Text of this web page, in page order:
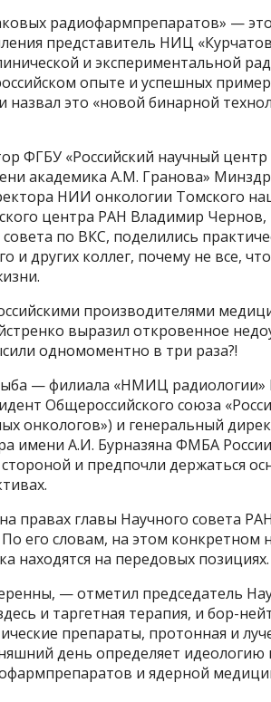
радиофармпрепаратов» —
представитель НИЦ
и экспериментальной
опыте и успешных
назвал это «новой бинарной
ФГБУ «Российский научный центр
академика A.M. Гранова»
НИИ онкологии Томского
центра РАН Владимир
совета по ВКС, поделились
и других коллег, почему не все,
производителями
выразил откровенное
одномоментно в три раза?!
— филиала «НМИЦ радиологии»
Общероссийского союза
онкологов») и генеральный
имени А.И. Бурназяна ФМБА
и предпочли держаться
правах главы Научного совета
его словам, на этом конкретном
находятся на передовых позициях.
— отметил председатель
и таргетная терапия, и бор-
препараты, протонная и
день определяет идеологию
и ядерной